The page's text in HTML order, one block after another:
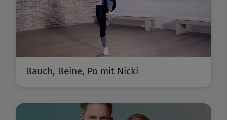
Bauch, Beine, Po mit Nicki